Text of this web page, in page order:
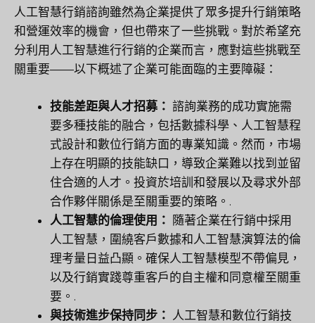
人工智慧行銷諮詢雖然為企業提供了眾多提升行銷策略
和營運效率的機會，但也帶來了一些挑戰。對於希望充
分利用人工智慧進行行銷的企業而言，應對這些挑戰至
關重要——以下概述了企業可能面臨的主要障礙：
技能差距與人才招募： 諮詢業務的成功實施需
要多種技能的融合，包括數據科學、人工智慧程
式設計和數位行銷方面的專業知識。然而，市場
上存在明顯的技能缺口，導致企業難以找到並留
住合適的人才。投資於培訓和發展以及尋求外部
合作夥伴關係是至關重要的策略。.
人工智慧的倫理使用： 隨著企業在行銷中採用
人工智慧，圍繞客戶數據和人工智慧演算法的倫
理考量日益凸顯。確保人工智慧模型不帶偏見，
以及行銷實踐尊重客戶的自主權和同意權至關重
要。.
與技術進步保持同步： 人工智慧和數位行銷技